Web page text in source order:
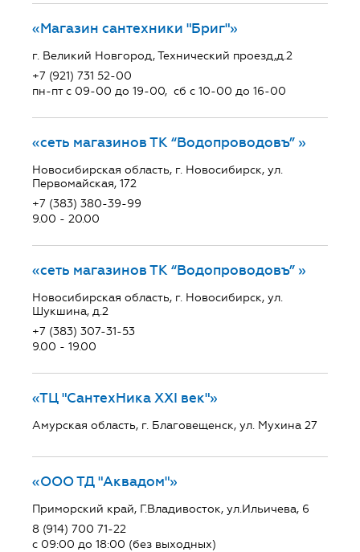
«Магазин сантехники "Бриг"»
г. Великий Новгород, Технический проезд,д.2
+7 (921) 731 52-00
пн-пт с 09-00 до 19-00, сб с 10-00 до 16-00
«сеть магазинов ТК “Водопроводовъ” »
Новосибирская область, г. Новосибирск, ул.
Первомайская, 172
+7 (383) 380-39-99
9.00 - 20.00
«сеть магазинов ТК “Водопроводовъ” »
Новосибирская область, г. Новосибирск, ул.
Шукшина, д.2
+7 (383) 307-31-53
9.00 - 19.00
«ТЦ "СантехНика ХХI век"»
Амурская область, г. Благовещенск, ул. Мухина 27
«ООО ТД "Аквадом"»
Приморский край, Г.Владивосток, ул.Ильичева, 6
8 (914) 700 71-22
с 09:00 до 18:00 (без выходных)